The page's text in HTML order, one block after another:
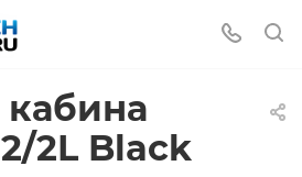
2L Black